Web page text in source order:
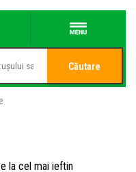
Căutare
la cel mai ieftin